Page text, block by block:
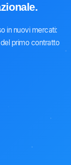
in nuovi mercati:
primo contratto